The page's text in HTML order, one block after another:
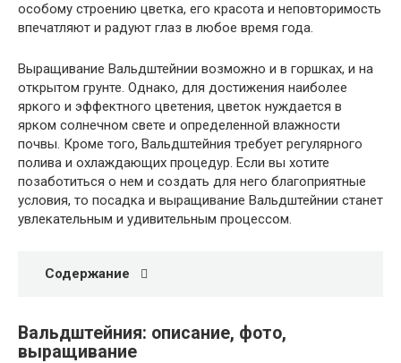
особому строению цветка, его красота и неповторимость
впечатляют и радуют глаз в любое время года.
Выращивание Вальдштейнии возможно и в горшках, и на
открытом грунте. Однако, для достижения наиболее
яркого и эффектного цветения, цветок нуждается в
ярком солнечном свете и определенной влажности
почвы. Кроме того, Вальдштейния требует регулярного
полива и охлаждающих процедур. Если вы хотите
позаботиться о нем и создать для него благоприятные
условия, то посадка и выращивание Вальдштейнии станет
увлекательным и удивительным процессом.
Содержание
Вальдштейния: описание, фото,
выращивание